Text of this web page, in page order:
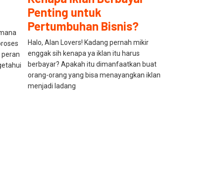
Penting untuk
Pertumbuhan Bisnis?
Halo, Alan Lovers! Kadang pernah mikir
enggak sih kenapa ya iklan itu harus
berbayar? Apakah itu dimanfaatkan buat
orang-orang yang bisa menayangkan iklan
menjadi ladang